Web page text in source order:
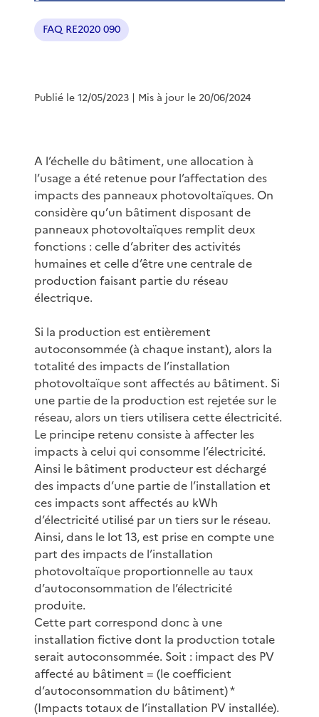
FAQ RE2020 090
Publié le 12/05/2023 | Mis à jour le 20/06/2024
A l’échelle du bâtiment, une allocation à
l’usage a été retenue pour l’affectation des
impacts des panneaux photovoltaïques. On
considère qu’un bâtiment disposant de
panneaux photovoltaïques remplit deux
fonctions : celle d’abriter des activités
humaines et celle d’être une centrale de
production faisant partie du réseau
électrique.
Si la production est entièrement
autoconsommée (à chaque instant), alors la
totalité des impacts de l’installation
photovoltaïque sont affectés au bâtiment. Si
une partie de la production est rejetée sur le
réseau, alors un tiers utilisera cette électricité.
Le principe retenu consiste à affecter les
impacts à celui qui consomme l’électricité.
Ainsi le bâtiment producteur est déchargé
des impacts d’une partie de l’installation et
ces impacts sont affectés au kWh
d’électricité utilisé par un tiers sur le réseau.
Ainsi, dans le lot 13, est prise en compte une
part des impacts de l’installation
photovoltaïque proportionnelle au taux
d’autoconsommation de l’électricité
produite.
Cette part correspond donc à une
installation fictive dont la production totale
serait autoconsommée. Soit : impact des PV
affecté au bâtiment = (le coefficient
d’autoconsommation du bâtiment) *
(Impacts totaux de l’installation PV installée).